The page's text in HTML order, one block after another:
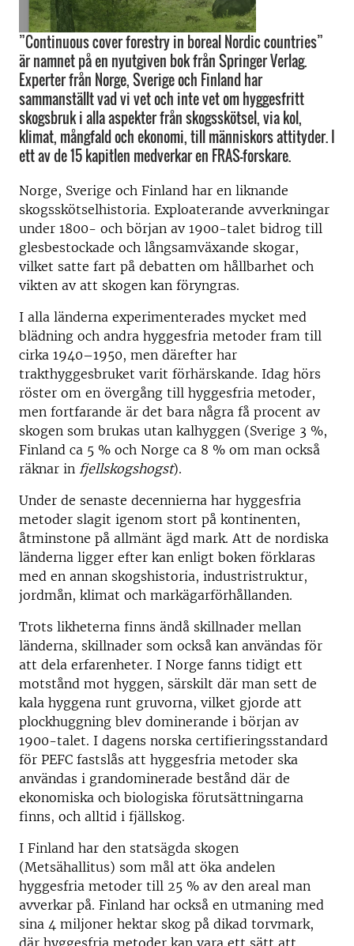
”Continuous cover forestry in boreal Nordic countries”
är namnet på en nyutgiven bok från Springer Verlag.
Experter från Norge, Sverige och Finland har
sammanställt vad vi vet och inte vet om hyggesfritt
skogsbruk i alla aspekter från skogsskötsel, via kol,
klimat, mångfald och ekonomi, till människors attityder. I
ett av de 15 kapitlen medverkar en FRAS-forskare.
Norge, Sverige och Finland har en liknande
skogsskötselhistoria. Exploaterande avverkningar
under 1800- och början av 1900-talet bidrog till
glesbestockade och långsamväxande skogar,
vilket satte fart på debatten om hållbarhet och
vikten av att skogen kan föryngras.
I alla länderna experimenterades mycket med
blädning och andra hyggesfria metoder fram till
cirka 1940–1950, men därefter har
trakthyggesbruket varit förhärskande. Idag hörs
röster om en övergång till hyggesfria metoder,
men fortfarande är det bara några få procent av
skogen som brukas utan kalhyggen (Sverige 3 %,
Finland ca 5 % och Norge ca 8 % om man också
räknar in fjellskogshogst).
Under de senaste decennierna har hyggesfria
metoder slagit igenom stort på kontinenten,
åtminstone på allmänt ägd mark. Att de nordiska
länderna ligger efter kan enligt boken förklaras
med en annan skogshistoria, industristruktur,
jordmån, klimat och markägarförhållanden.
Trots likheterna finns ändå skillnader mellan
länderna, skillnader som också kan användas för
att dela erfarenheter. I Norge fanns tidigt ett
motstånd mot hyggen, särskilt där man sett de
kala hyggena runt gruvorna, vilket gjorde att
plockhuggning blev dominerande i början av
1900-talet. I dagens norska certifieringsstandard
för PEFC fastslås att hyggesfria metoder ska
användas i grandominerade bestånd där de
ekonomiska och biologiska förutsättningarna
finns, och alltid i fjällskog.
I Finland har den statsägda skogen
(Metsähallitus) som mål att öka andelen
hyggesfria metoder till 25 % av den areal man
avverkar på. Finland har också en utmaning med
sina 4 miljoner hektar skog på dikad torvmark,
där hyggesfria metoder kan vara ett sätt att